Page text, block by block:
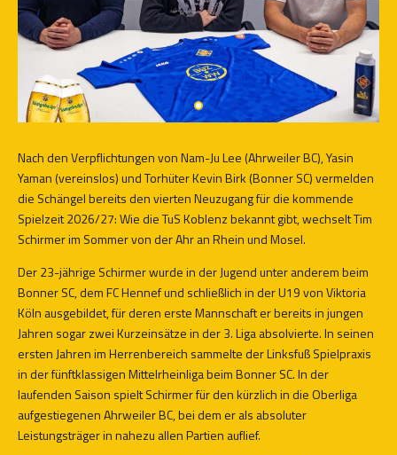
Nach den Verpflichtungen von Nam-Ju Lee (Ahrweiler BC), Yasin
Yaman (vereinslos) und Torhüter Kevin Birk (Bonner SC) vermelden
die Schängel bereits den vierten Neuzugang für die kommende
Spielzeit 2026/27: Wie die TuS Koblenz bekannt gibt, wechselt Tim
Schirmer im Sommer von der Ahr an Rhein und Mosel.
Der 23-jährige Schirmer wurde in der Jugend unter anderem beim
Bonner SC, dem FC Hennef und schließlich in der U19 von Viktoria
Köln ausgebildet, für deren erste Mannschaft er bereits in jungen
Jahren sogar zwei Kurzeinsätze in der 3. Liga absolvierte. In seinen
ersten Jahren im Herrenbereich sammelte der Linksfuß Spielpraxis
in der fünftklassigen Mittelrheinliga beim Bonner SC. In der
laufenden Saison spielt Schirmer für den kürzlich in die Oberliga
aufgestiegenen Ahrweiler BC, bei dem er als absoluter
Leistungsträger in nahezu allen Partien auflief.